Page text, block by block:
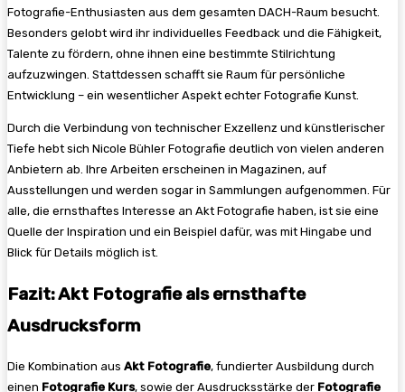
Fotografie-Enthusiasten aus dem gesamten DACH-Raum besucht.
Besonders gelobt wird ihr individuelles Feedback und die Fähigkeit,
Talente zu fördern, ohne ihnen eine bestimmte Stilrichtung
aufzuzwingen. Stattdessen schafft sie Raum für persönliche
Entwicklung – ein wesentlicher Aspekt echter Fotografie Kunst.
Durch die Verbindung von technischer Exzellenz und künstlerischer
Tiefe hebt sich Nicole Bühler Fotografie deutlich von vielen anderen
Anbietern ab. Ihre Arbeiten erscheinen in Magazinen, auf
Ausstellungen und werden sogar in Sammlungen aufgenommen. Für
alle, die ernsthaftes Interesse an Akt Fotografie haben, ist sie eine
Quelle der Inspiration und ein Beispiel dafür, was mit Hingabe und
Blick für Details möglich ist.
Fazit: Akt Fotografie als ernsthafte
Ausdrucksform
Die Kombination aus Akt Fotografie, fundierter Ausbildung durch
einen Fotografie Kurs, sowie der Ausdrucksstärke der Fotografie